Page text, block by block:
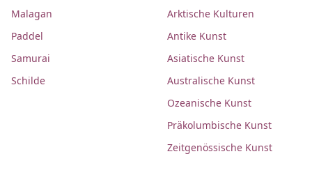
Malagan
Paddel
Samurai
Schilde
Arktische Kulturen
Antike Kunst
Asiatische Kunst
Australische Kunst
Ozeanische Kunst
Präkolumbische Kunst
Zeitgenössische Kunst